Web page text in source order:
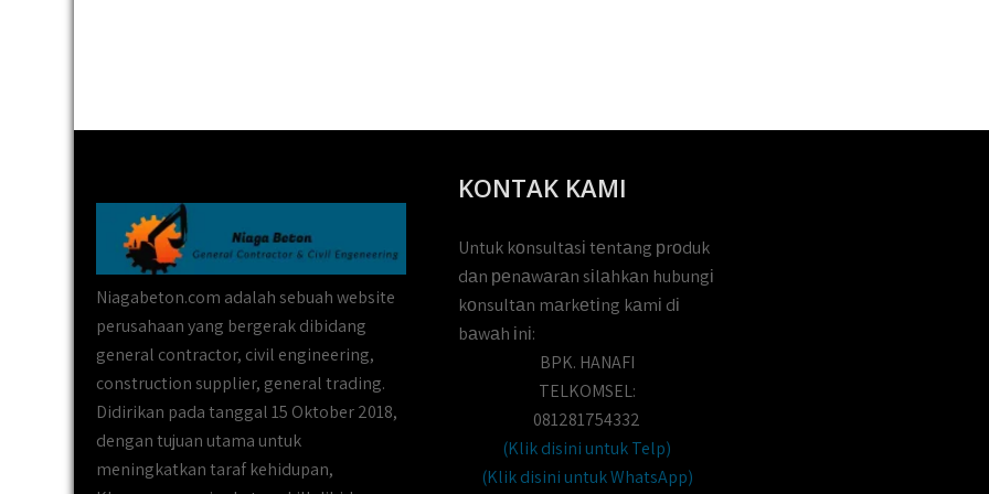
Niagabeton.com adalah sebuah website
perusahaan yang bergerak dibidang
general contractor, civil engineering,
construction supplier, general trading.
Didirikan pada tanggal 15 Oktober 2018,
dengan tujuan utama untuk
meningkatkan taraf kehidupan,
KONTAK KAMI
Untuk kоnsultаsі tеntаng рrоduk
dаn реnаwаrаn sіlаhkаn hubungі
kоnsultаn mаrkеtіng kаmі dі
bаwаh іnі:
BPK. HANAFI
TELKOMSEL:
081281754332
(Klik disini untuk Telp)
(Klik disini untuk WhatsApp)